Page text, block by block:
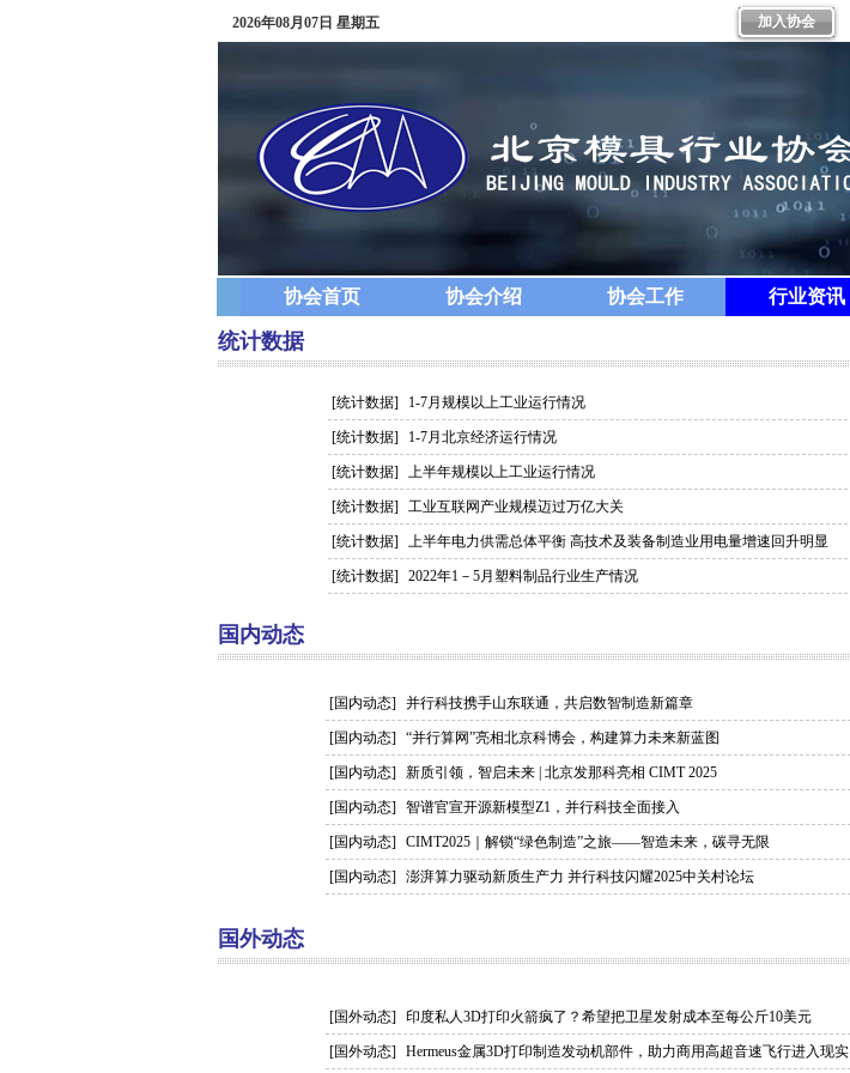
加入协会
2026年08月07日 星期五
协会首页 协会介绍 协会工作 行业资讯
统计数据
[统计数据] 1-7月规模以上工业运行情况
[统计数据] 1-7月北京经济运行情况
[统计数据] 上半年规模以上工业运行情况
[统计数据] 工业互联网产业规模迈过万亿大关
[统计数据] 上半年电力供需总体平衡 高技术及装备制造业用电量增速回升明显
[统计数据] 2022年1－5月塑料制品行业生产情况
国内动态
[国内动态] 并行科技携手山东联通，共启数智制造新篇章
[国内动态] “并行算网”亮相北京科博会，构建算力未来新蓝图
[国内动态] 新质引领，智启未来 | 北京发那科亮相 CIMT 2025
[国内动态] 智谱官宣开源新模型Z1，并行科技全面接入
[国内动态] CIMT2025｜解锁“绿色制造”之旅——智造未来，碳寻无限
[国内动态] 澎湃算力驱动新质生产力 并行科技闪耀2025中关村论坛
国外动态
[国外动态] 印度私人3D打印火箭疯了？希望把卫星发射成本至每公斤10美元
[国外动态] Hermeus金属3D打印制造发动机部件，助力商用高超音速飞行进入现实